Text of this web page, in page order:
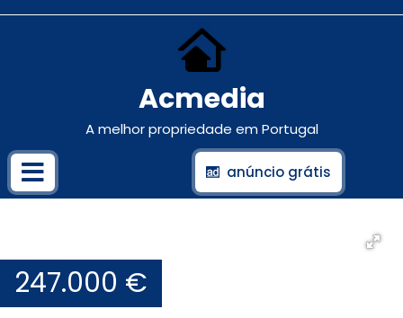
Acmedia
A melhor propriedade em Portugal
anúncio grátis
247.000 €